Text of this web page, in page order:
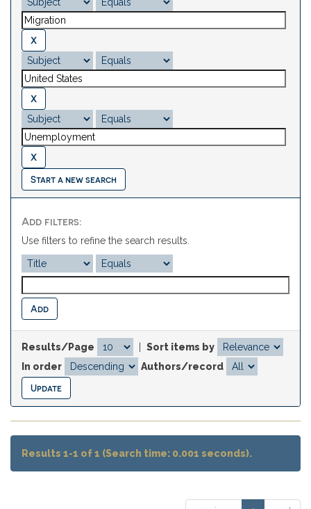
Start a new search
Add filters:
Use filters to refine the search results.
Results/Page
Sort items by
In order
Authors/record
Results 1-1 of 1 (Search time: 0.001 seconds).